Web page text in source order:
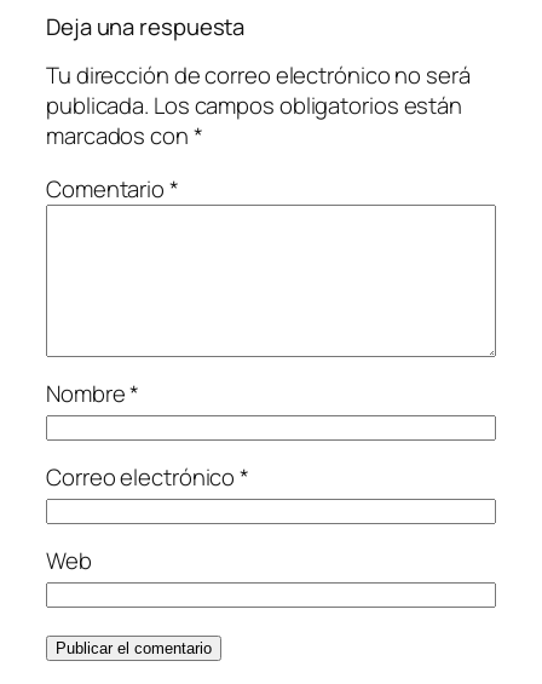
Deja una respuesta
Tu dirección de correo electrónico no será
publicada. Los campos obligatorios están
marcados con*
Comentario*
Nombre*
Correo electrónico*
Web